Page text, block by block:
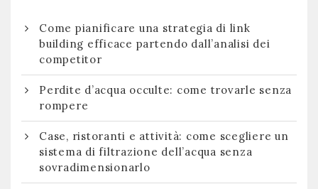
Come pianificare una strategia di link
building efficace partendo dall’analisi dei
competitor
Perdite d’acqua occulte: come trovarle senza
rompere
Case, ristoranti e attività: come scegliere un
sistema di filtrazione dell’acqua senza
sovradimensionarlo